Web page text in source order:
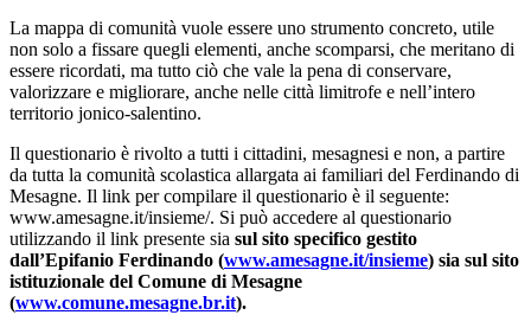
La mappa di comunità vuole essere uno strumento concreto, utile
non solo a fissare quegli elementi, anche scomparsi, che meritano di
essere ricordati, ma tutto ciò che vale la pena di conservare,
valorizzare e migliorare, anche nelle città limitrofe e nell’intero
territorio jonico-salentino.
Il questionario è rivolto a tutti i cittadini, mesagnesi e non, a partire
da tutta la comunità scolastica allargata ai familiari del Ferdinando di
Mesagne. Il link per compilare il questionario è il seguente:
www.amesagne.it/insieme/. Si può accedere al questionario
utilizzando il link presente sia sul sito specifico gestito
dall’Epifanio Ferdinando (www.amesagne.it/insieme) sia sul sito
istituzionale del Comune di Mesagne
(www.comune.mesagne.br.it).